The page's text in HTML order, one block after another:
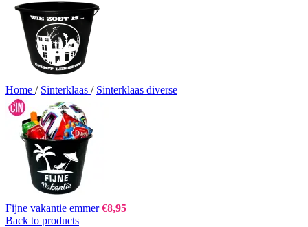
Home / Sinterklaas / Sinterklaas diverse
Fijne vakantie emmer€8,95
Back to products